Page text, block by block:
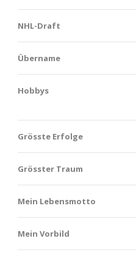
NHL-Draft
Übername
Hobbys
Grösste Erfolge
Grösster Traum
Mein Lebensmotto
Mein Vorbild